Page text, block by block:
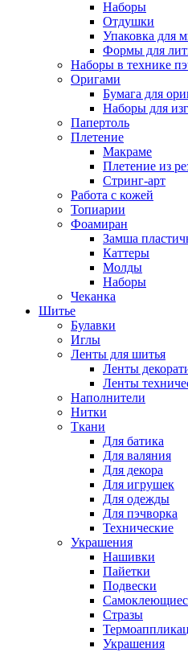
Наборы
Отдушки
Упаковка для
Формы для
Наборы в технике
Оригами
Бумага для
Наборы для
Папертоль
Плетение
Макраме
Плетение из
Стринг-арт
Работа с кожей
Топиарии
Фоамиран
Замша
Каттеры
Молды
Наборы
Чеканка
Шитье
Булавки
Иглы
Ленты для шитья
Ленты
Ленты
Наполнители
Нитки
Ткани
Для батика
Для валяния
Для декора
Для игрушек
Для одежды
Для пэчворка
Технические
Украшения
Нашивки
Пайетки
Подвески
Стразы
Украшения